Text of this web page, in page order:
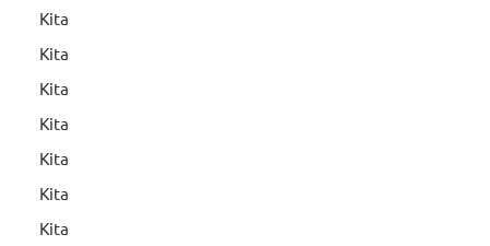
Kita
Kita
Kita
Kita
Kita
Kita
Kita